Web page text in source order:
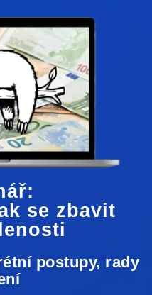
se zbavit
postupy, rady